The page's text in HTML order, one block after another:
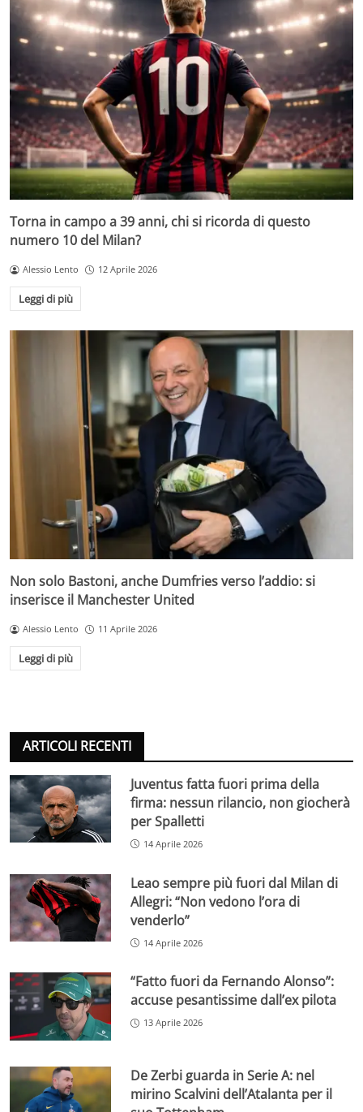
Torna in campo a 39 anni, chi si ricorda di questo
numero 10 del Milan?
Alessio Lento 12 Aprile 2026
Leggi di più
Non solo Bastoni, anche Dumfries verso l’addio: si
inserisce il Manchester United
Alessio Lento 11 Aprile 2026
Leggi di più
ARTICOLI RECENTI
Juventus fatta fuori prima della
firma: nessun rilancio, non giocherà
per Spalletti
14 Aprile 2026
Leao sempre più fuori dal Milan di
Allegri: “Non vedono l’ora di
venderlo”
14 Aprile 2026
“Fatto fuori da Fernando Alonso”:
accuse pesantissime dall’ex pilota
13 Aprile 2026
De Zerbi guarda in Serie A: nel
mirino Scalvini dell’Atalanta per il